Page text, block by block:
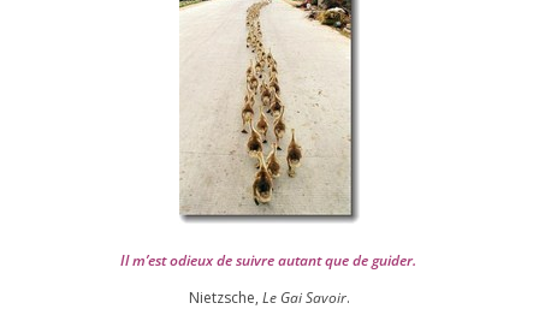
Il m’est odieux de suivre autant que de gui­der.
Nietzsche, Le Gai Savoir.